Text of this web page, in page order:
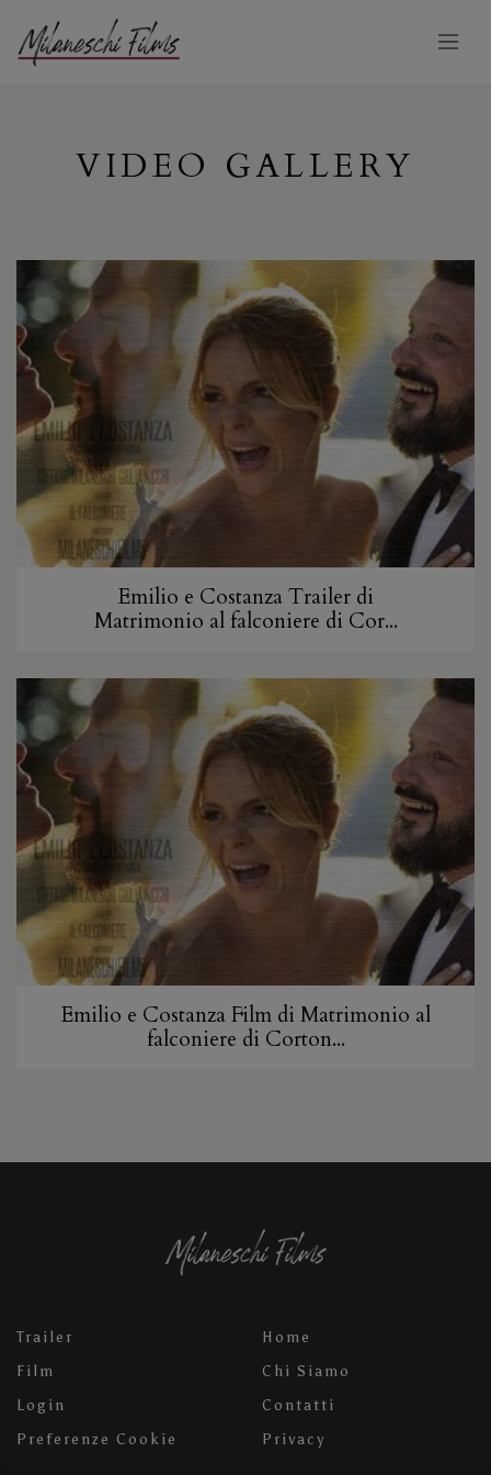
VIDEO GALLERY
Emilio e Costanza Trailer di
Matrimonio al falconiere di Cor...
Emilio e Costanza Film di Matrimonio al
falconiere di Corton...
Trailer
Film
Login
Preferenze Cookie
Home
Chi Siamo
Contatti
Privacy